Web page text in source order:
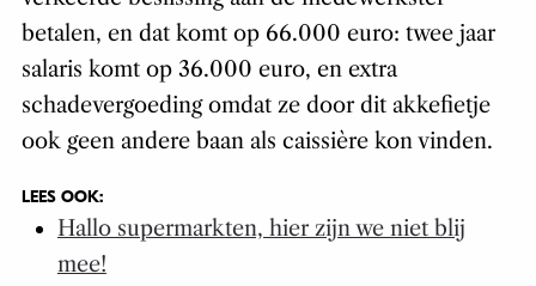
betalen, en dat komt op 66.000 euro: twee jaar
salaris komt op 36.000 euro, en extra
schadevergoeding omdat ze door dit akkefietje
ook geen andere baan als caissière kon vinden.
LEES OOK:
Hallo supermarkten, hier zijn we niet blij
mee!